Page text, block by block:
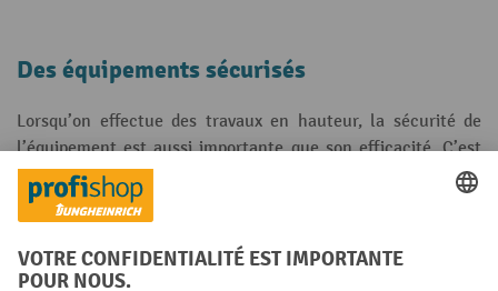
Des équipements sécurisés
Lorsqu’on effectue des travaux en hauteur, la sécurité de
l’équipement est aussi importante que son efficacité. C’est
pourquoi les échelles et escabeaux professionnels de
Jungheinrich PROFISHOP garantissent une
faille
Des marches larges avec une cannelure antidérapante